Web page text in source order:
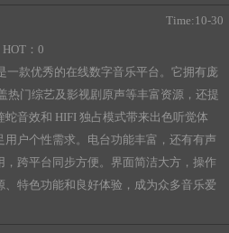
Time:10-30
HOT：0
一款优秀的在线数字音乐平台。它拥有庞
热门综艺及影视剧原声等丰富资源，还提
音效和 HIFI 独占模式带来出色听觉体
户个性需求。电台功能丰富，还有有声
跨平台同步方便。界面简洁大方，操作
特色功能和良好体验，成为众多音乐爱